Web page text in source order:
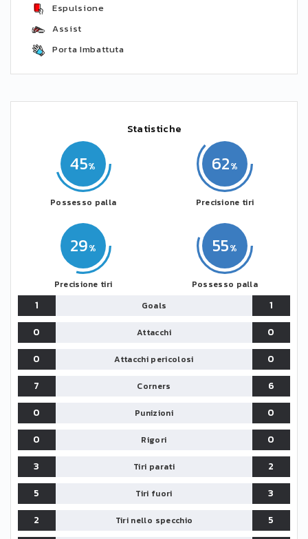
Espulsione
Assist
Porta Imbattuta
Statistiche
45
Possesso palla
29
Precisione tiri
55
Possesso palla
62
Precisione tiri
1 Goals
1
0
Attacchi
0
0
Attacchi pericolosi
0
7
Corners
6
0
Punizioni
0
0
Rigori
0
3
Tiri parati
2
5
Tiri fuori
3
2
Tiri nello specchio 5